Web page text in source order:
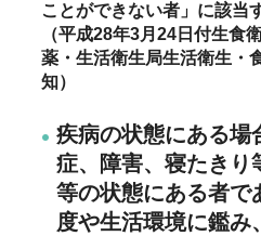
ことができない者」に該当
（平成28年3月24日付生食
薬・生活衛生局生活衛生・
知）
疾病の状態にある場
症、障害、寝たきり
等の状態にある者で
度や生活環境に鑑み